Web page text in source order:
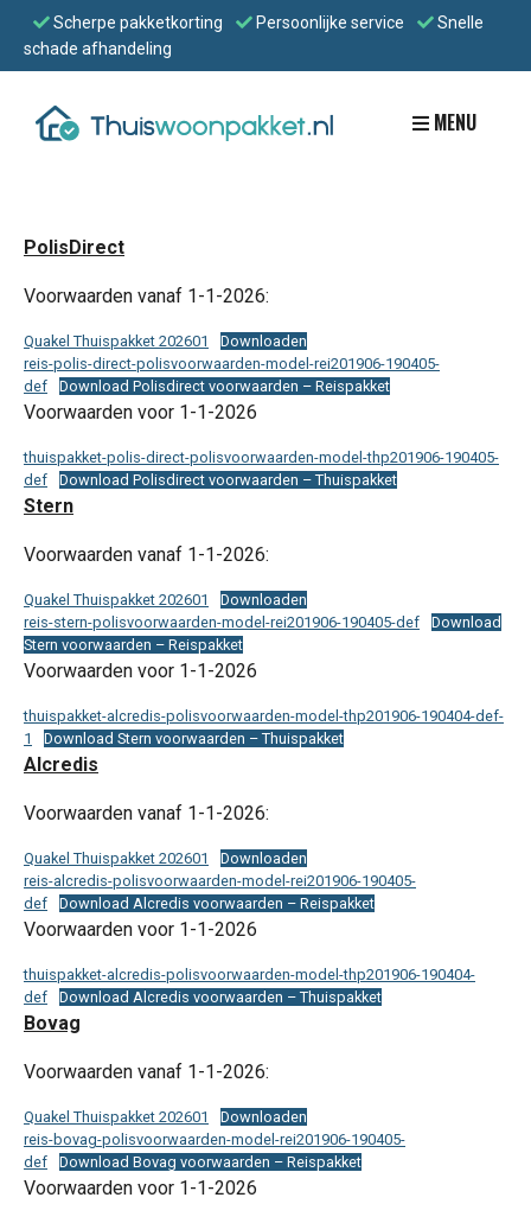
Scherpe pakketkorting Persoonlijke service
Snelle
schade afhandeling
MENU
PolisDirect
Voorwaarden vanaf 1-1-2026:
Quakel Thuispakket 202601
Downloaden
reis-polis-direct-polisvoorwaarden-model-rei201906-190405-
def
Download Polisdirect voorwaarden – Reispakket
Voorwaarden voor 1-1-2026
thuispakket-polis-direct-polisvoorwaarden-model-thp201906-190405-
def
Download Polisdirect voorwaarden – Thuispakket
Stern
Voorwaarden vanaf 1-1-2026:
Quakel Thuispakket 202601
Downloaden
reis-stern-polisvoorwaarden-model-rei201906-190405-def
Download
Stern voorwaarden – Reispakket
Voorwaarden voor 1-1-2026
thuispakket-alcredis-polisvoorwaarden-model-thp201906-190404-def-
1
Download Stern voorwaarden – Thuispakket
Alcredis
Voorwaarden vanaf 1-1-2026:
Quakel Thuispakket 202601
Downloaden
reis-alcredis-polisvoorwaarden-model-rei201906-190405-
def
Download Alcredis voorwaarden – Reispakket
Voorwaarden voor 1-1-2026
thuispakket-alcredis-polisvoorwaarden-model-thp201906-190404-
def
Download Alcredis voorwaarden – Thuispakket
Bovag
Voorwaarden vanaf 1-1-2026:
Quakel Thuispakket 202601
Downloaden
reis-bovag-polisvoorwaarden-model-rei201906-190405-
def
Download Bovag voorwaarden – Reispakket
Voorwaarden voor 1-1-2026